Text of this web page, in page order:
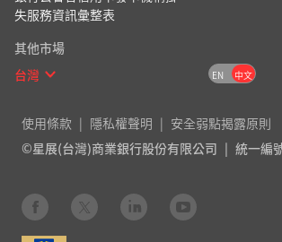
失服務資訊彙整表
其他市場
台灣
EN 中文
使用條款 隱私權聲明
安全弱點揭露原則
©星展(台灣)商業銀行股份有限公司
統一編